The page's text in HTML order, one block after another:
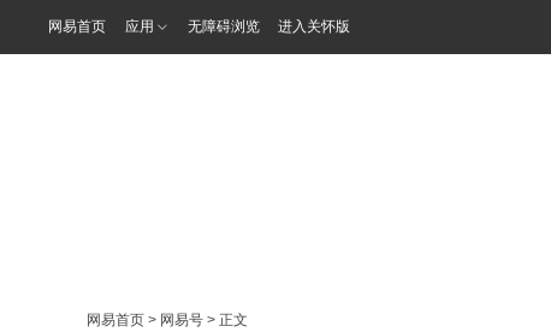
网易首页 应用 无障碍浏览 进入关怀版
网易首页 > 网易号 > 正文